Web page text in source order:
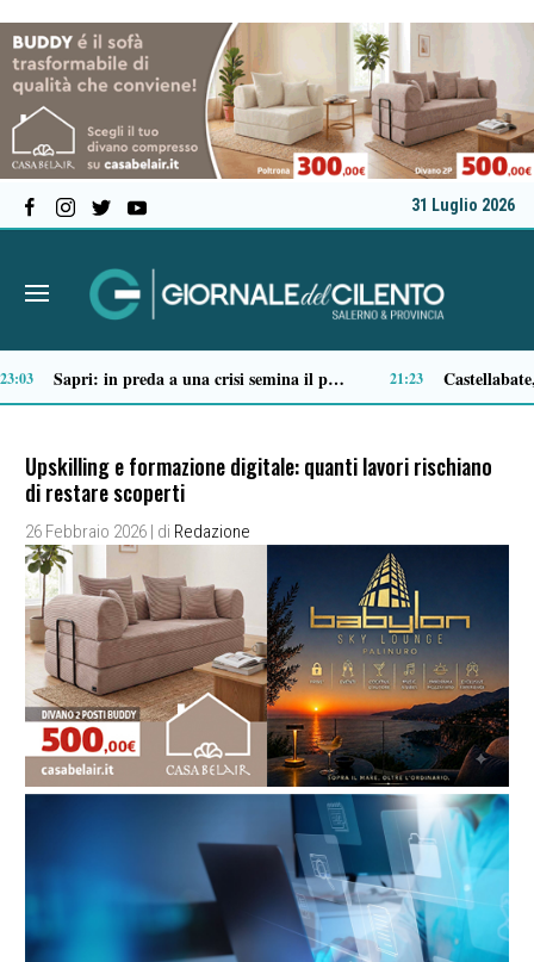
31 Luglio 2026
Tortorella celebra la Fiera di San Basilio: tra antichi mestieri, bestiame e la musica della Bandabardò 14:49
Upskilling e formazione digitale: quanti lavori rischiano
di restare scoperti
26 Febbraio 2026 | di Redazione